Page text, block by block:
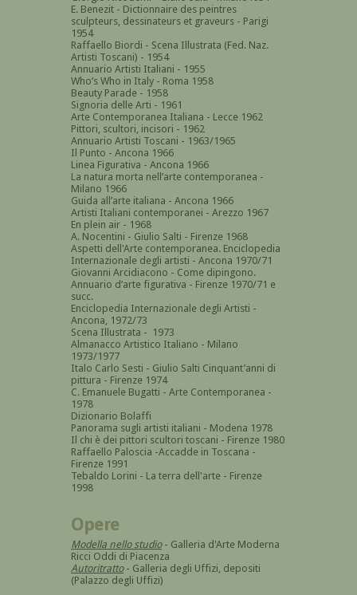
E. Benezit - Dictionnaire des peintres
sculpteurs, dessinateurs et graveurs - Parigi
1954
Raffaello Biordi - Scena Illustrata (Fed. Naz.
Artisti Toscani) - 1954
Annuario Artisti Italiani - 1955
Who’s Who in Italy - Roma 1958
Beauty Parade - 1958
Signoria delle Arti - 1961
Arte Contemporanea Italiana - Lecce 1962
Pittori, scultori, incisori - 1962
Annuario Artisti Toscani - 1963/1965
Il Punto - Ancona 1966
Linea Figurativa - Ancona 1966
La natura morta nell’arte contemporanea -
Milano 1966
Guida all’arte italiana - Ancona 1966
Artisti Italiani contemporanei - Arezzo 1967
En plein air - 1968
A. Nocentini - Giulio Salti - Firenze 1968
Aspetti dell'Arte contemporanea. Enciclopedia
Internazionale degli artisti - Ancona 1970/71
Giovanni Arcidiacono - Come dipingono.
Annuario d’arte figurativa - Firenze 1970/71 e
succ.
Enciclopedia Internazionale degli Artisti -
Ancona, 1972/73
Scena Illustrata - 1973
Almanacco Artistico Italiano - Milano
1973/1977
Italo Carlo Sesti - Giulio Salti Cinquant’anni di
pittura - Firenze 1974
C. Emanuele Bugatti - Arte Contemporanea -
1978
Dizionario Bolaffi
Panorama sugli artisti italiani - Modena 1978
Il chi è dei pittori scultori toscani - Firenze 1980
Raffaello Paloscia -Accadde in Toscana -
Firenze 1991
Tebaldo Lorini - La terra dell'arte - Firenze
1998
Opere
Modella nello studio- Galleria d'Arte Moderna
Ricci Oddi di Piacenza
Autoritratto- Galleria degli Uffizi, depositi
(Palazzo degli Uffizi)